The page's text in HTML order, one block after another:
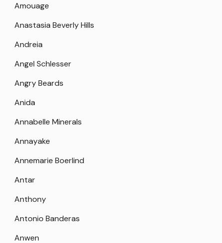
Amouage
Anastasia Beverly Hills
Andreia
Angel Schlesser
Angry Beards
Anida
Annabelle Minerals
Annayake
Annemarie Boerlind
Antar
Anthony
Antonio Banderas
Anwen